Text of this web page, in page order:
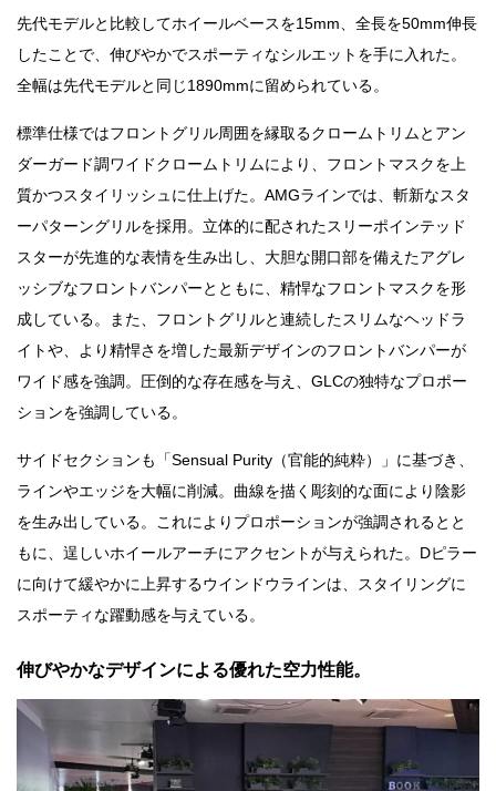
先代モデルと比較してホイールベースを15mm、全長を50mm伸長
したことで、伸びやかでスポーティなシルエットを手に入れた。
全幅は先代モデルと同じ1890mmに留められている。
標準仕様ではフロントグリル周囲を縁取るクロームトリムとアン
ダーガード調ワイドクロームトリムにより、フロントマスクを上
質かつスタイリッシュに仕上げた。AMGラインでは、斬新なスタ
ーパターングリルを採用。立体的に配されたスリーポインテッド
スターが先進的な表情を生み出し、大胆な開口部を備えたアグレ
ッシブなフロントバンパーとともに、精悍なフロントマスクを形
成している。また、フロントグリルと連続したスリムなヘッドラ
イトや、より精悍さを増した最新デザインのフロントバンパーが
ワイド感を強調。圧倒的な存在感を与え、GLCの独特なプロポー
ションを強調している。
サイドセクションも「Sensual Purity（官能的純粋）」に基づき、
ラインやエッジを大幅に削減。曲線を描く彫刻的な面により陰影
を生み出している。これによりプロポーションが強調されるとと
もに、逞しいホイールアーチにアクセントが与えられた。Dピラー
に向けて緩やかに上昇するウインドウラインは、スタイリングに
スポーティな躍動感を与えている。
伸びやかなデザインによる優れた空力性能。